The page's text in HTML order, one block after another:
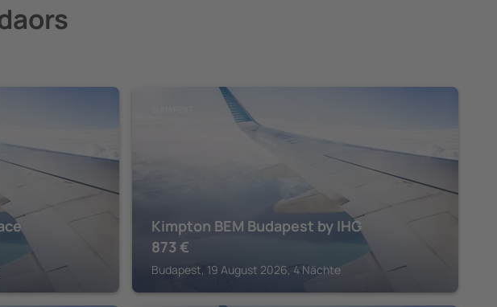
Kimpton BEM Budapest by IHG
873 €
Budapest, 19 August 2026, 4 Nächte